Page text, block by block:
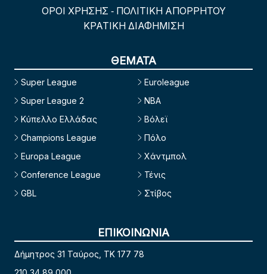
ΟΡΟΙ ΧΡΗΣΗΣ - ΠΟΛΙΤΙΚΗ ΑΠΟΡΡΗΤΟΥ
ΚΡΑΤΙΚΗ ΔΙΑΦΗΜΙΣΗ
ΘΕΜΑΤΑ
Super League
Super League 2
Κύπελλο Ελλάδας
Champions League
Europa League
Conference League
GBL
Euroleague
NBA
Βόλεϊ
Πόλο
Χάντμπολ
Τένις
Στίβος
ΕΠΙΚΟΙΝΩΝΙΑ
Δήμητρος 31 Ταύρος, TK 177 78